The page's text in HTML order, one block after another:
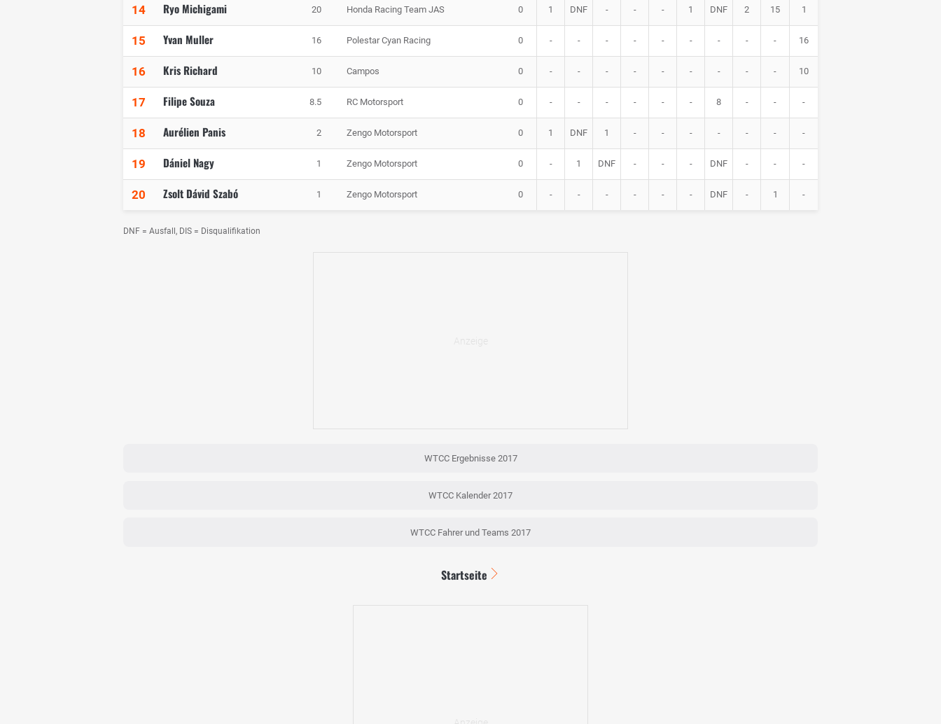
14 Ryo Michigami 20 Honda Racing Team JAS 0 1 DNF - - - 1 DNF 2 15 1
15 Yvan Muller 16 Polestar Cyan Racing 0 - - - - - - - - - 16
16 Kris Richard 10 Campos 0 - - - - - - - - - 10
17 Filipe Souza 8.5 RC Motorsport 0 - - - - - - 8 - - -
18 Aurélien Panis 2 Zengo Motorsport 0 1 DNF 1 - - - - - - -
19 Dániel Nagy 1 Zengo Motorsport 0 - 1 DNF - - - DNF - - -
20 Zsolt Dávid Szabó 1 Zengo Motorsport 0 - - - - - - DNF - 1 -
DNF = Ausfall, DIS = Disqualifikation
WTCC Ergebnisse 2017
WTCC Kalender 2017
WTCC Fahrer und Teams 2017
Startseite